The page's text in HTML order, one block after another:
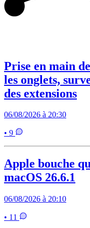
Prise en main
les onglets,
des extensions
06/08/2026 à 20:30
• 9
Apple bouche
macOS 26.6.1
06/08/2026 à 20:10
• 11